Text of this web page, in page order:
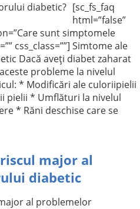
[sc_fs_faq
html=”false”
sunt simptomele
css_class=””] Simtome ale
Dacă aveți diabet zaharat
probleme la nivelul
* Modificări ale culoriipielii
pielii * Umflături la nivelul
* Răni deschise care se
major al
diabetic